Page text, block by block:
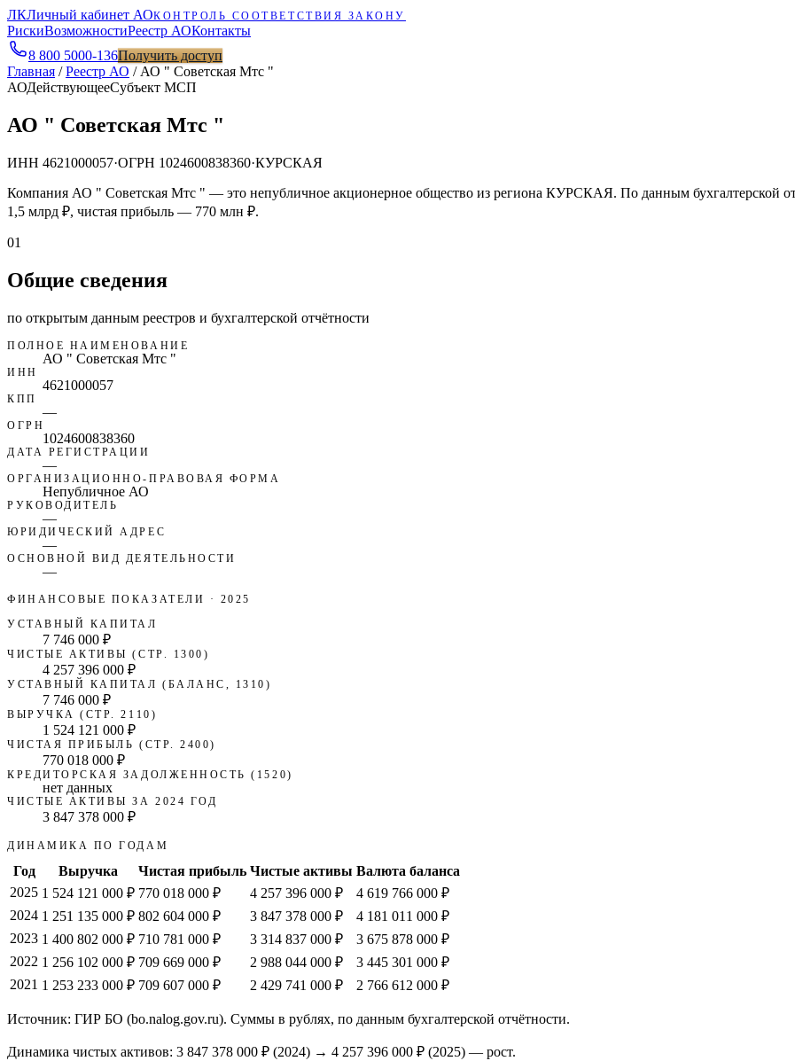
ЛКЛичный кабинет АОКОНТРОЛЬ СООТВЕТСТВИЯ ЗАКОНУ
РискиВозможностиРеестр АОКонтакты
8 800 5000-136Получить доступ
Главная /Реестр АО / АО " Советская Мтс "
АОДействующееСубъект МСП
АО " Советская Мтс "
ИНН 4621000057·ОГРН 1024600838360·КУРСКАЯ
Компания АО " Советская Мтс " — это непубличное акционерное общество из региона КУРСКАЯ. По данным бухгалтерской
1,5 млрд ₽, чистая прибыль — 770 млн ₽.
01
Общие сведения
по открытым данным реестров и бухгалтерской отчётности
ПОЛНОЕ НАИМЕНОВАНИЕ
АО " Советская Мтс "
ИНН
4621000057
КПП
—
ОГРН
1024600838360
ДАТА РЕГИСТРАЦИИ
—
ОРГАНИЗАЦИОННО-ПРАВОВАЯ ФОРМА
Непубличное АО
РУКОВОДИТЕЛЬ
—
ЮРИДИЧЕСКИЙ АДРЕС
—
ОСНОВНОЙ ВИД ДЕЯТЕЛЬНОСТИ
—
ФИНАНСОВЫЕ ПОКАЗАТЕЛИ · 2025
УСТАВНЫЙ КАПИТАЛ
7 746 000 ₽
ЧИСТЫЕ АКТИВЫ (СТР. 1300)
4 257 396 000 ₽
УСТАВНЫЙ КАПИТАЛ (БАЛАНС, 1310)
7 746 000 ₽
ВЫРУЧКА (СТР. 2110)
1 524 121 000 ₽
ЧИСТАЯ ПРИБЫЛЬ (СТР. 2400)
770 018 000 ₽
КРЕДИТОРСКАЯ ЗАДОЛЖЕННОСТЬ (1520)
нет данных
ЧИСТЫЕ АКТИВЫ ЗА 2024 ГОД
3 847 378 000 ₽
ДИНАМИКА ПО ГОДАМ
Год Выручка Чистая прибыль Чистые активы Валюта баланса
2025 1 524 121 000 ₽ 770 018 000 ₽ 4 257 396 000 ₽
4 619 766 000 ₽
2024 1 251 135 000 ₽ 802 604 000 ₽ 3 847 378 000 ₽
4 181 011 000 ₽
2023 1 400 802 000 ₽ 710 781 000 ₽ 3 314 837 000 ₽
3 675 878 000 ₽
2022 1 256 102 000 ₽ 709 669 000 ₽ 2 988 044 000 ₽
3 445 301 000 ₽
2021 1 253 233 000 ₽ 709 607 000 ₽ 2 429 741 000 ₽ 2 766 612 000 ₽
Источник: ГИР БО (bo.nalog.gov.ru). Суммы в рублях, по данным бухгалтерской отчётности.
Динамика чистых активов: 3 847 378 000 ₽ (2024) → 4 257 396 000 ₽ (2025) — рост.